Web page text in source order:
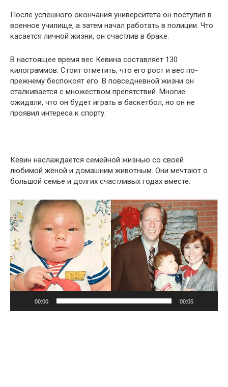
После успешного окончания университета он поступил в
военное училище, а затем начал работать в полиции. Что
касается личной жизни, он счастлив в браке.
В настоящее время вес Кевина составляет 130
килограммов. Стоит отметить, что его рост и вес по-
прежнему беспокоят его. В повседневной жизни он
сталкивается с множеством препятствий. Многие
ожидали, что он будет играть в баскетбол, но он не
проявил интереса к спорту.
Кевин наслаждается семейной жизнью со своей
любимой женой и домашним животным. Они мечтают о
большой семье и долгих счастливых годах вместе.
Видеоплеер
00:00 00:05